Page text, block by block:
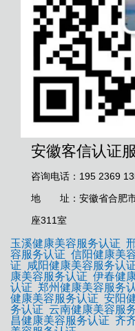
安徽客信认证
咨询电话：195 2369
地 址：安徽省合肥市
座311室
玉溪健康美容服务认证
容服务认证 信阳健康美
证
咸阳健康美容服务认
康美容服务认证 伊春健
认证 郑州健康美容服务
健康美容服务认证 安阳
务认证 云南健康美容服
昌健康美容服务认证 齐